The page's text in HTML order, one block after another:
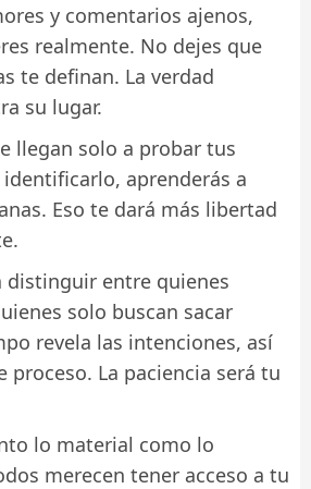
y comentarios ajenos,
realmente. No dejes que
te definan. La verdad
su lugar.
llegan solo a probar tus
aprenderás a
Eso te dará más libertad
distinguir entre quienes
solo buscan sacar
revela las intenciones, así
proceso. La paciencia será tu
lo material como lo
merecen tener acceso a tu